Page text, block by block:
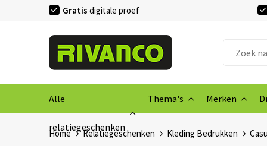
Gratis digitale proef
Alle
relatiegeschenken
Thema's Merken
Home Relatiegeschenken Kleding Bedrukken